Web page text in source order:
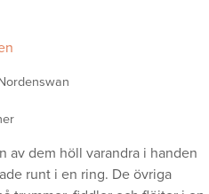
av dem höll varandra i handen
runt i en ring. De övriga